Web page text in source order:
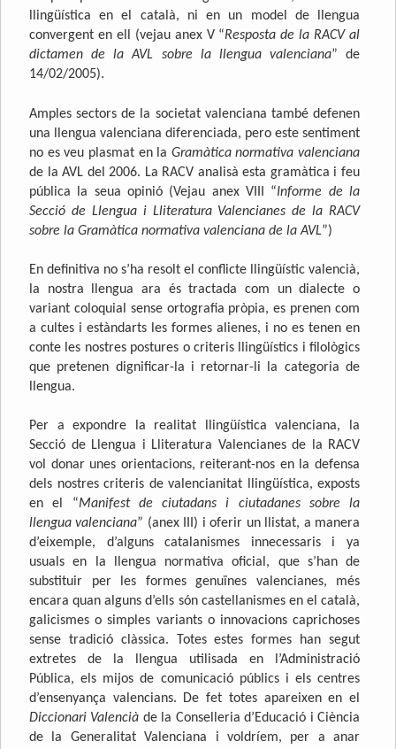
llingüística en el català, ni en un model de llengua
convergent en ell (vejau anex V “Resposta de la RACV al
dictamen de la AVL sobre la llengua valenciana” de
14/02/2005).
Amples sectors de la societat valenciana també defenen
una llengua valenciana diferenciada, pero este sentiment
no es veu plasmat en la Gramàtica normativa valenciana
de la AVL del 2006. La RACV analisà esta gramàtica i feu
pública la seua opinió (Vejau anex VIII “Informe de la
Secció de Llengua i Lliteratura Valencianes de la RACV
sobre la Gramàtica normativa valenciana de la AVL”)
En definitiva no s’ha resolt el conflicte llingüístic valencià,
la nostra llengua ara és tractada com un dialecte o
variant coloquial sense ortografia pròpia, es prenen com
a cultes i estàndarts les formes alienes, i no es tenen en
conte les nostres postures o criteris llingüístics i filològics
que pretenen dignificar-la i retornar-li la categoria de
llengua.
Per a expondre la realitat llingüística valenciana, la
Secció de Llengua i Lliteratura Valencianes de la RACV
vol donar unes orientacions, reiterant-nos en la defensa
dels nostres criteris de valencianitat llingüística, exposts
en el “Manifest de ciutadans i ciutadanes sobre la
llengua valenciana” (anex III) i oferir un llistat, a manera
d’eixemple, d’alguns catalanismes innecessaris i ya
usuals en la llengua normativa oficial, que s’han de
substituir per les formes genuïnes valencianes, més
encara quan alguns d’ells són castellanismes en el català,
galicismes o simples variants o innovacions caprichoses
sense tradició clàssica. Totes estes formes han segut
extretes de la llengua utilisada en l’Administració
Pública, els mijos de comunicació públics i els centres
d’ensenyança valencians. De fet totes apareixen en el
Diccionari Valencià de la Conselleria d’Educació i Ciència
de la Generalitat Valenciana i voldríem, per a anar